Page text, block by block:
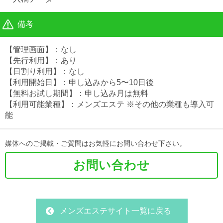
備考
【管理画面】：なし
【先行利用】：あり
【日割り利用】：なし
【利用開始日】：申し込みから5〜10日後
【無料お試し期間】：申し込み月は無料
【利用可能業種】：メンズエステ ※その他の業種も導入可
能
媒体へのご掲載・ご質問はお気軽にお問い合わせ下さい。
お問い合わせ
メンズエステサイト一覧に戻る